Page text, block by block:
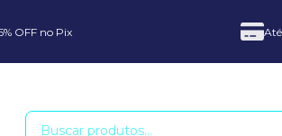
OFF no Pix